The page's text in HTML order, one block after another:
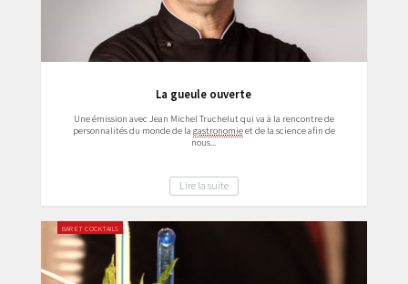
La gueule ouverte
Une émission avec Jean Michel Truchelut qui va à la rencontre de
personnalités du monde de la gastronomieet de la science afin de
nous...
Lire la suite
BAR ET COCKTAILS